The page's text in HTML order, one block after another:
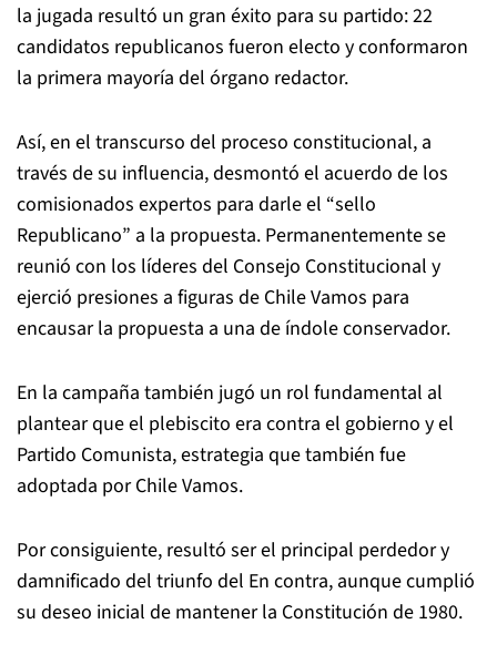
la jugada resultó un gran éxito para su partido: 22
candidatos republicanos fueron electo y conformaron
la primera mayoría del órgano redactor.
Así, en el transcurso del proceso constitucional, a
través de su influencia, desmontó el acuerdo de los
comisionados expertos para darle el “sello
Republicano” a la propuesta. Permanentemente se
reunió con los líderes del Consejo Constitucional y
ejerció presiones a figuras de Chile Vamos para
encausar la propuesta a una de índole conservador.
En la campaña también jugó un rol fundamental al
plantear que el plebiscito era contra el gobierno y el
Partido Comunista, estrategia que también fue
adoptada por Chile Vamos.
Por consiguiente, resultó ser el principal perdedor y
damnificado del triunfo del En contra, aunque cumplió
su deseo inicial de mantener la Constitución de 1980.